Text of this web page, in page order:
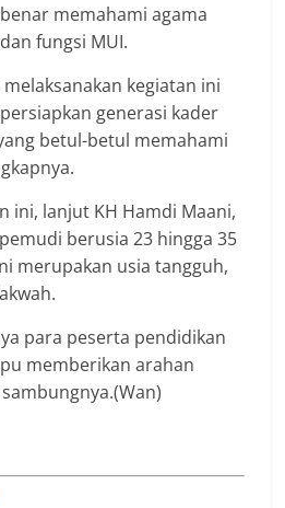
memahami agama
fungsi MUI.
kegiatan ini
generasi kader
betul-betul memahami
ini, lanjut KH Hamdi Maani,
berusia 23 hingga 35
merupakan usia tangguh,
para peserta pendidikan
memberikan arahan